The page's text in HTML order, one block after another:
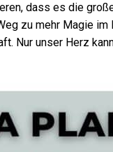
dass es die
zu mehr Magie
Nur unser Herz